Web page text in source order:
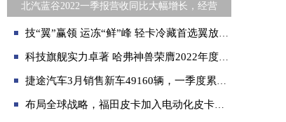
北汽蓝谷2022一季报营收同比大幅增长，经营
技“翼”赢领 运冻“鲜”峰 轻卡冷藏首选翼放冷链版
科技旗舰实力卓著 哈弗神兽荣膺2022年度最受市场关注新车
捷途汽车3月销售新车49160辆，一季度累销突破11万辆
布局全球战略，福田皮卡加入电动化皮卡热潮，全尺寸电动四驱皮卡